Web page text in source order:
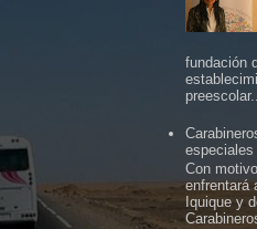
fundación
especiales
Con
enfrentará
Iquique y